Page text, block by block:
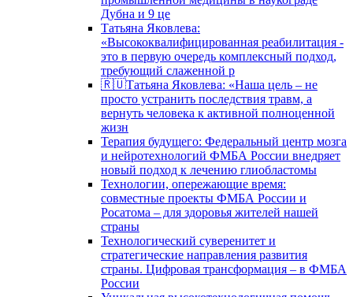
Дубна и 9 це
Татьяна Яковлева:
«Высококвалифицированная реабилитация -
это в первую очередь комплексный подход,
требующий слаженной р
🇷🇺Татьяна Яковлева: «Наша цель – не
просто устранить последствия травм, а
вернуть человека к активной полноценной
жизн
Терапия будущего: Федеральный центр мозга
и нейротехнологий ФМБА России внедряет
новый подход к лечению глиобластомы
Технологии, опережающие время:
совместные проекты ФМБА России и
Росатома – для здоровья жителей нашей
страны
Технологический суверенитет и
стратегические направления развития
страны. Цифровая трансформация – в ФМБА
России